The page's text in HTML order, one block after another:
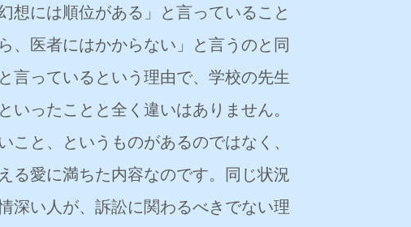
想には順位がある」と言っていること
、医者にはかからない」と言うのと同
言っているという理由で、学校の先生
ったことと全く違いはありません。
と、というものがあるのではなく、
る愛に満ちた内容なのです。同じ状況
深い人が、訴訟に関わるべきでない理